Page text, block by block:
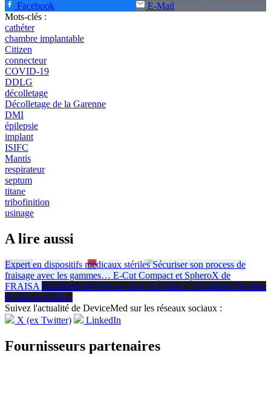
Facebook
E-Mail
Mots-clés :
cathéter
chambre implantable
Citizen
connecteur
COVID-19
DDLG
décolletage
Décolletage de la Garenne
DMI
épilepsie
implant
ISIFC
Mantis
respirateur
septum
titane
tribofinition
usinage
A lire aussi
Expert en dispositifs médicaux stériles Sécuriser son process de
fraisage avec les gammes… E-Cut Compact et SpheroX de
FRAISA Combiner des tests in vitro et in silico…Combiner des tests
in vitro et in silico
Suivez l'actualité de DeviceMed sur les réseaux sociaux :
X (ex Twitter)
LinkedIn
Fournisseurs partenaires